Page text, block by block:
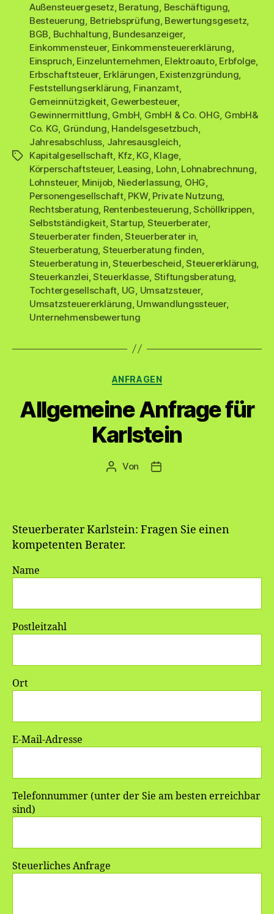
Schlagwörter
Außensteuergesetz Beratung Beschäftigung
Besteuerung Betriebsprüfung Bewertungsgesetz
BGB Buchhaltung Bundesanzeiger,
Einkommensteuer, Einkommensteuererklärung
Einspruch Einzelunternehmen Elektroauto, Erbfolge
Erbschaftsteuer, Erklärungen Existenzgründung
Feststellungserklärung Finanzamt,
Gemeinnützigkeit, Gewerbesteuer,
Gewinnermittlung GmbH GmbH & Co. OHG GmbH&
Co. KG Gründung Handelsgesetzbuch
Jahresabschluss Jahresausgleich
Kapitalgesellschaft Kfz KG Klage
Körperschaftsteuer, Leasing Lohn Lohnabrechnung
Lohnsteuer, Minijob Niederlassung OHG
Personengesellschaft, PKW, Private Nutzung
Rechtsberatung Rentenbesteuerung ,Schöllkrippen
Selbstständigkeit,Startup, Steuerberater,
Steuerberater finden ,Steuerberater in
Steuerberatung Steuerberatung finden
Steuerberatung in ,Steuerbescheid ,Steuererklärung
Steuerkanzlei ,Steuerklasse Stiftungsberatung
Tochtergesellschaft UG Umsatzsteuer,
Umsatzsteuererklärung Umwandlungssteuer,
Unternehmensbewertung
Kategorien
ANFRAGEN
Allgemeine Anfrage für
Karlstein
Beitragsautor
Von Veröffentlichungsdatum
Steuerberater Karlstein: Fragen Sie einen
kompetenten Berater.
Name
Postleitzahl
Ort
E-Mail-Adresse
Telefonnummer (unter der Sie am besten erreichbar
sind)
Steuerliches Anfrage